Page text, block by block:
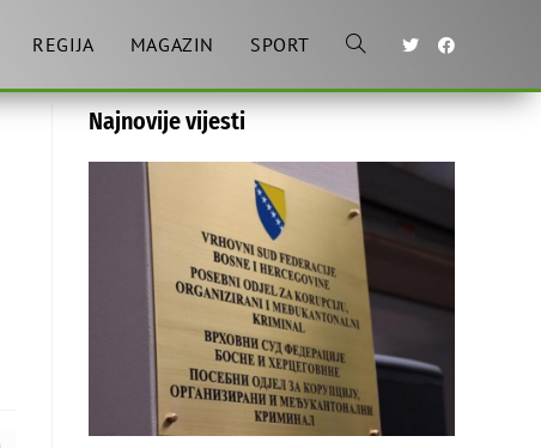
REGIJA MAGAZIN SPORT Toggle
search
Najnovije vijesti